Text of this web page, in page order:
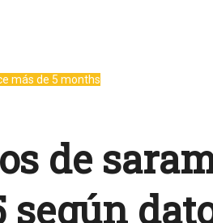
más de 5 months
de
según